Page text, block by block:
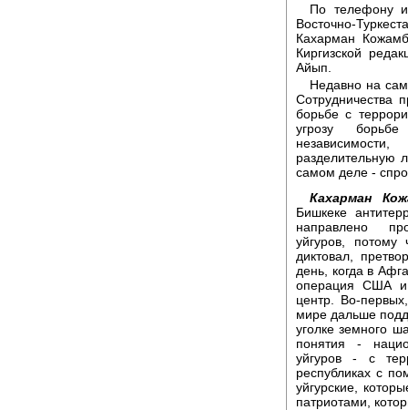
По телефону
Восточно-
Кахарман
Киргизской
Айып.
Недавно на
Сотрудничества
борьбе с
угрозу
самом деле -
Кахарман
Бишкеке
направлено
уйгуров,
диктовал,
день, когда в
операция США и
центр. Во-
мире дальше
уголке земного
понятия -
уйгуров - с
республиках с
уйгурские,
патриотами,